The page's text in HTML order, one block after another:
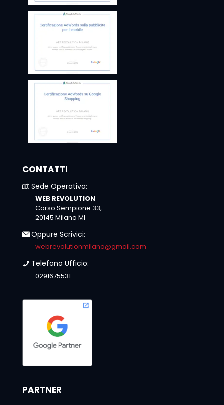
CONTATTI
Sede Operativa:
WEB REVOLUTION
Corso Sempione 33,
20145 Milano MI
Oppure Scrivici:
webrevolutionmilano@gmail.com
Telefono Ufficio:
0291675531
PARTNER